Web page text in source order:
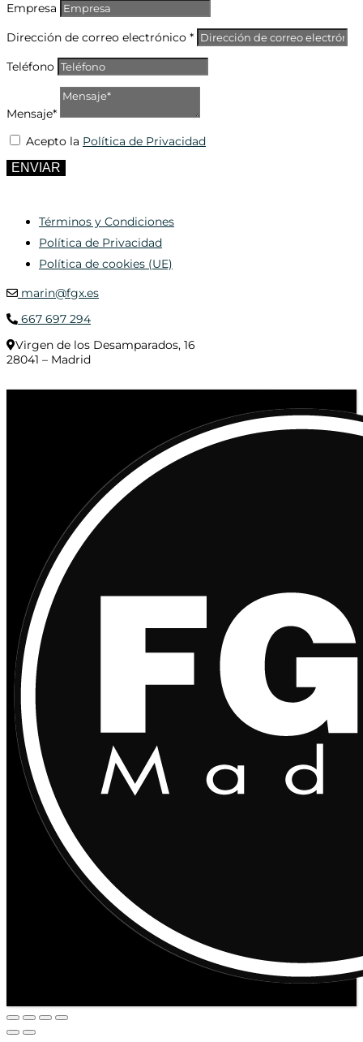
Empresa
Dirección de correo electrónico *
Teléfono
Mensaje*
Acepto la Política de Privacidad
ENVIAR
Términos y Condiciones
Política de Privacidad
Política de cookies (UE)
marin@fgx.es
667 697 294
Virgen de los Desamparados, 16
28041 – Madrid